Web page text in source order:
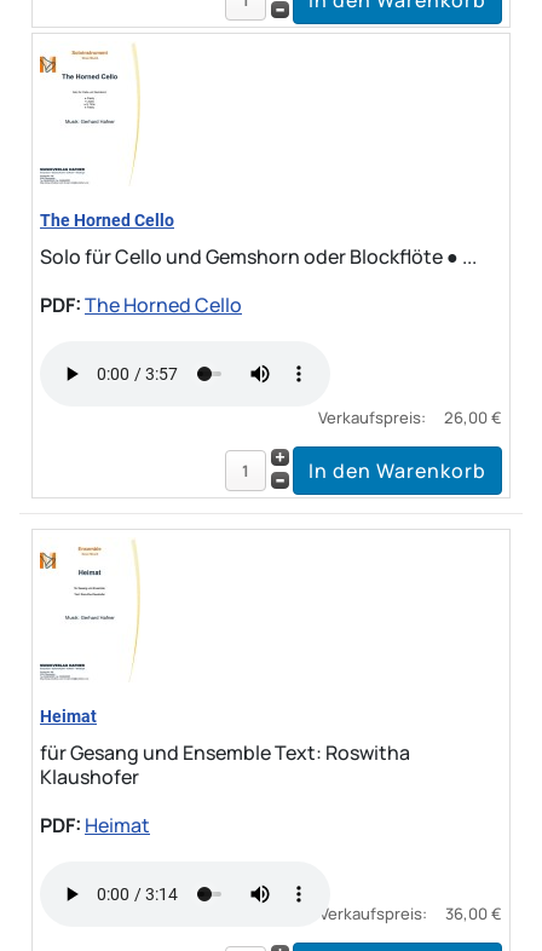
The Horned Cello
Solo für Cello und Gemshorn oder Blockflöte ● ...
PDF:The Horned Cello
Verkaufspreis: 26,00 €
Heimat
für Gesang und Ensemble Text: Roswitha
Klaushofer
PDF: Heimat
Verkaufspreis: 36,00 €